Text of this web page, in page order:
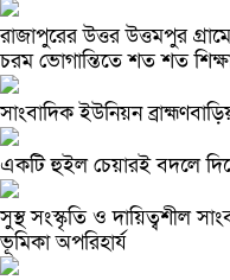
রাজাপুরের উত্তর উত্তমপুর
চরম ভোগান্তিতে শত শত
সাংবাদিক ইউনিয়ন
একটি হুইল চেয়ারই বদলে
সুস্থ সংস্কৃতি ও দায়িত্বশীল
ভূমিকা অপরিহার্য